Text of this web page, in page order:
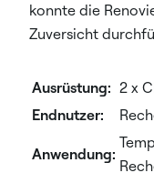
konnte die
Zuversicht
Ausrüstung: 2 x
Endnutzer:
Anwendung: